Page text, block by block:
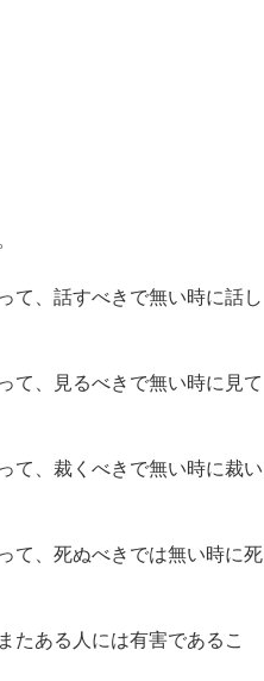
て、話すべきで無い時に話し
て、見るべきで無い時に見て
て、裁くべきで無い時に裁い
て、死ぬべきでは無い時に死
たある人には有害であるこ